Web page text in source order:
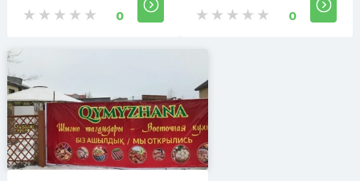
0
0